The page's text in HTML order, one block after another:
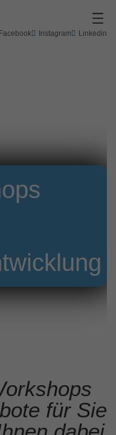
Facebook Instagram Linkedin
für Sie